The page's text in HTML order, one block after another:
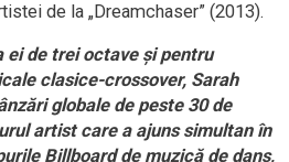
de la „Dreamchaser” (2013).
ei de trei octave şi pentru
clasice-crossover, Sarah
globale de peste 30 de
artist care a ajuns simultan în
Billboard de muzică de dans,